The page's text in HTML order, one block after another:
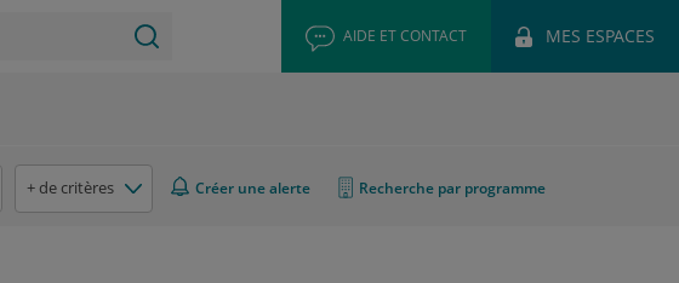
AIDE ET CONTACT MES ESPACES
+ de critères Créer une alerte Recherche par programme